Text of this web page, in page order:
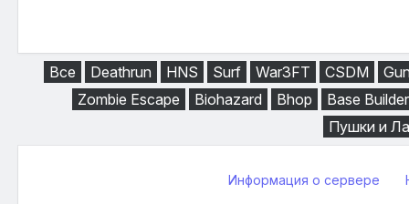
Все Deathrun HNS Surf War3FT CSDM
Zombie Escape
Biohazard Bhop
Base Builder
Пушки и
Информация о сервере